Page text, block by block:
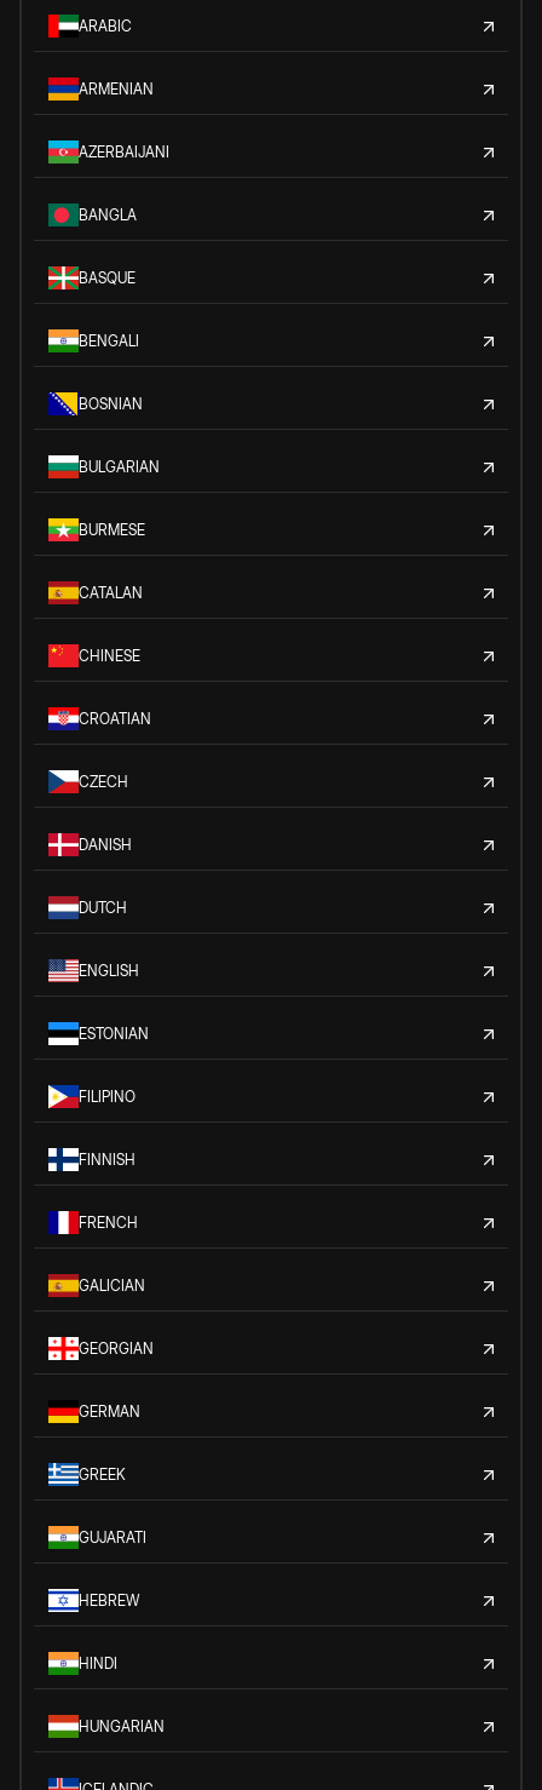
ARABIC
ARMENIAN
AZERBAIJANI
BANGLA
BASQUE
BENGALI
BOSNIAN
BULGARIAN
BURMESE
CATALAN
CHINESE
CROATIAN
CZECH
DANISH
DUTCH
ENGLISH
ESTONIAN
FILIPINO
FINNISH
FRENCH
GALICIAN
GEORGIAN
GERMAN
GREEK
GUJARATI
HEBREW
HINDI
HUNGARIAN